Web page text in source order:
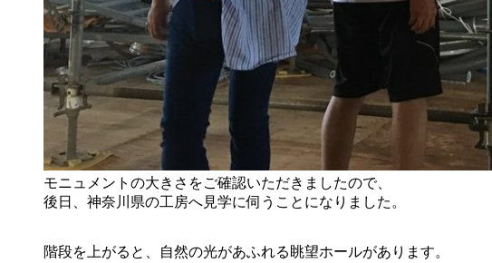
モニュメントの大きさをご確認いただきましたので、
後日、神奈川県の工房へ見学に伺うことになりました。
階段を上がると、自然の光があふれる眺望ホールがあります。